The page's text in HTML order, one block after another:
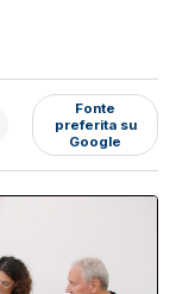
Fonte
preferita su
Google